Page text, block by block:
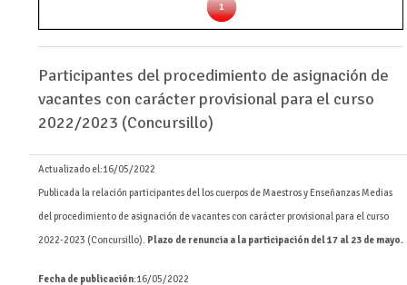
Participantes del procedimiento de asignación de
vacantes con carácter provisional para el curso
2022/2023 (Concursillo)
Actualizado el:16/05/2022
Publicada la relación participantes del los cuerpos de Maestros y Enseñanzas Medias
del procedimiento de asignación de vacantes con carácter provisional para el curso
2022-2023 (Concursillo). Plazo de renuncia a la participación del 17 al 23 de mayo.
Fecha de publicación:16/05/2022